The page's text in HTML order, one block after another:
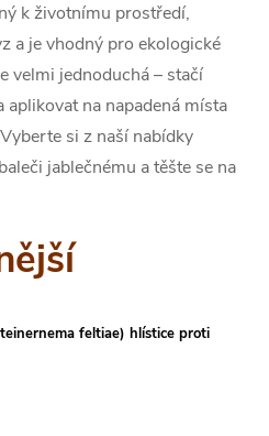
k životnímu prostředí,
a je vhodný pro ekologické
velmi jednoduchá – stačí
na napadená místa
si z naší nabídky
jablečnému a těšte se na
feltiae) hlístice proti